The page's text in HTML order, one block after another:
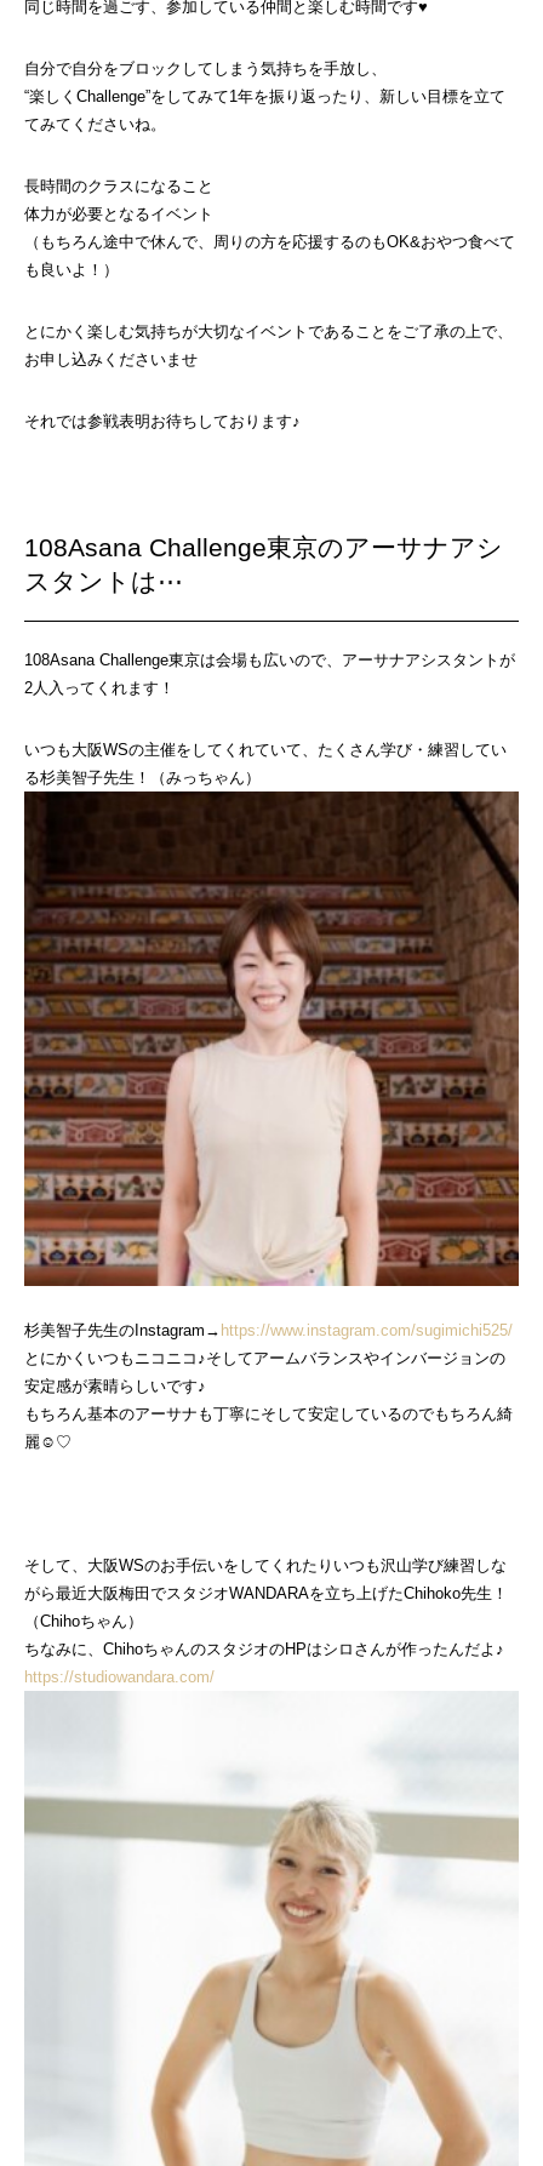
同じ時間を過ごす、参加している仲間と楽しむ時間です♥
自分で自分をブロックしてしまう気持ちを手放し、
“楽しくChallenge”をしてみて1年を振り返ったり、新しい目標を立て
てみてくださいね。
長時間のクラスになること
体力が必要となるイベント
（もちろん途中で休んで、周りの方を応援するのもOK&おやつ食べて
も良いよ！）
とにかく楽しむ気持ちが大切なイベントであることをご了承の上で、
お申し込みくださいませ
それでは参戦表明お待ちしております♪
108Asana Challenge東京のアーサナアシ
スタントは⋯
108Asana Challenge東京は会場も広いので、アーサナアシスタントが
2人入ってくれます！
いつも大阪WSの主催をしてくれていて、たくさん学び・練習してい
る杉美智子先生！（みっちゃん）
杉美智子先生のInstagram→ https://www.instagram.com/sugimichi525/
とにかくいつもニコニコ♪そしてアームバランスやインバージョンの
安定感が素晴らしいです♪
もちろん基本のアーサナも丁寧にそして安定しているのでもちろん綺
麗☺♡
そして、大阪WSのお手伝いをしてくれたりいつも沢山学び練習しな
がら最近大阪梅田でスタジオWANDARAを立ち上げたChihoko先生！
（Chihoちゃん）
ちなみに、ChihoちゃんのスタジオのHPはシロさんが作ったんだよ♪
https://studiowandara.com/